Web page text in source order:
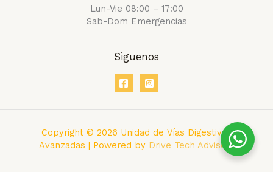
Lun-Vie 08:00 – 17:00
Sab-Dom Emergencias
Siguenos
Copyright © 2026 Unidad de Vías Digestivas
Avanzadas | Powered by Drive Tech Advisors